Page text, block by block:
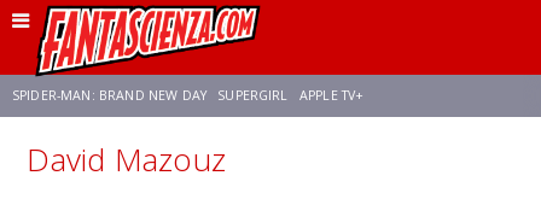
SPIDER-MAN: BRAND NEW DAY SUPERGIRL APPLE TV+
FRANCO RICCIARDIELLO ZENDAYA
David Mazouz